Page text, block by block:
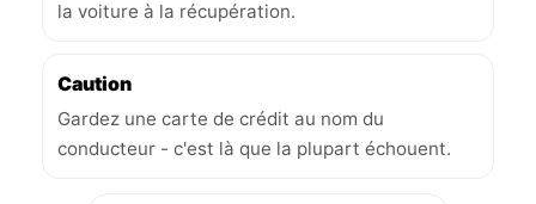
la voiture à la récupération.
Caution
Gardez une carte de crédit au nom du
conducteur - c'est là que la plupart échouent.